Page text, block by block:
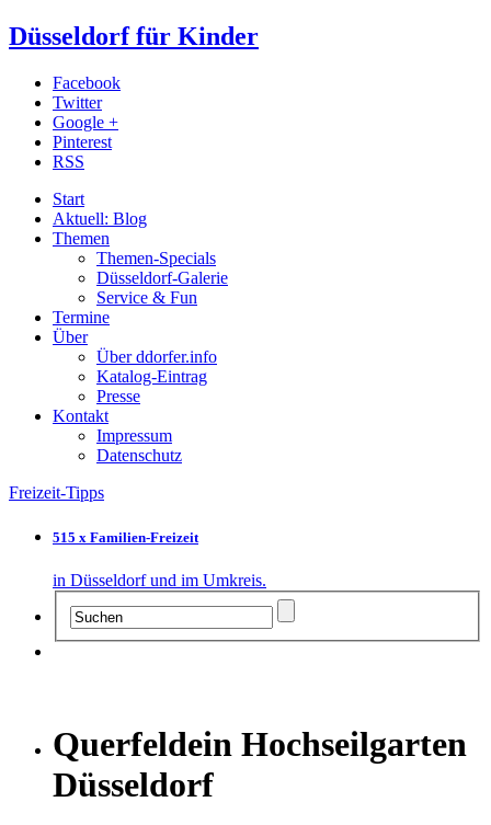
Düsseldorf für Kinder
Facebook
Twitter
Google +
Pinterest
RSS
Start
Aktuell: Blog
Themen
Themen-Specials
Düsseldorf-Galerie
Service & Fun
Termine
Über
Über ddorfer.info
Katalog-Eintrag
Presse
Kontakt
Impressum
Datenschutz
Freizeit-Tipps
515 x Familien-Freizeit
in Düsseldorf und im Umkreis.
Querfeldein Hochseilgarten
Düsseldorf